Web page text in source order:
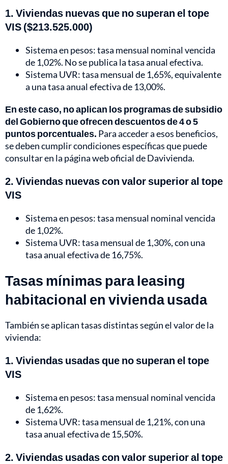
1. Viviendas nuevas que no superan el tope
VIS ($213.525.000)
Sistema en pesos: tasa mensual nominal vencida
de 1,02%. No se publica la tasa anual efectiva.
Sistema UVR: tasa mensual de 1,65%, equivalente
a una tasa anual efectiva de 13,00%.
En este caso, no aplican los programas de subsidio
del Gobierno que ofrecen descuentos de 4 o 5
puntos porcentuales. Para acceder a esos beneficios,
se deben cumplir condiciones específicas que puede
consultar en la página web oficial de Davivienda.
2. Viviendas nuevas con valor superior al tope
VIS
Sistema en pesos: tasa mensual nominal vencida
de 1,02%.
Sistema UVR: tasa mensual de 1,30%, con una
tasa anual efectiva de 16,75%.
Tasas mínimas para leasing
habitacional en vivienda usada
También se aplican tasas distintas según el valor de la
vivienda:
1. Viviendas usadas que no superan el tope
VIS
Sistema en pesos: tasa mensual nominal vencida
de 1,62%.
Sistema UVR: tasa mensual de 1,21%, con una
tasa anual efectiva de 15,50%.
2. Viviendas usadas con valor superior al tope